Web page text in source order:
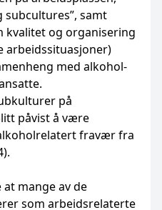
samt
og organisering
arbeidssituasjoner)
med alkohol-
på
påvist å være
fravær fra
at mange av de
som arbeidsrelaterte